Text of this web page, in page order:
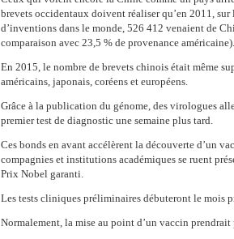
brevets occidentaux doivent réaliser qu’en 2011,
d’inventions dans le monde, 526 412 venaient de
comparaison avec 23,5 % de provenance américaine).
En 2015, le nombre de brevets chinois était même
américains, japonais, coréens et européens.
Grâce à la publication du génome, des virologues
premier test de diagnostic une semaine plus tard.
Ces bonds en avant accélèrent la découverte d’un
compagnies et institutions académiques se ruent
Prix Nobel garanti.
Les tests cliniques préliminaires débuteront le mois
Normalement, la mise au point d’un vaccin prendrait